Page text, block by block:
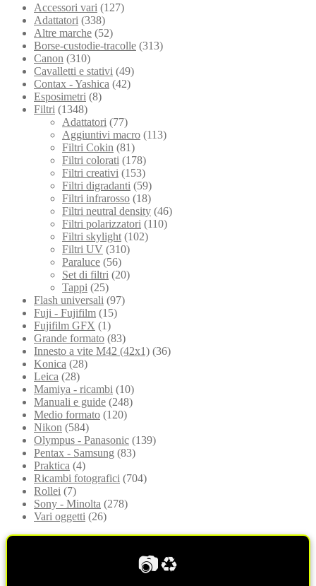
Accessori vari (127)
Adattatori (338)
Altre marche (52)
Borse-custodie-tracolle (313)
Canon (310)
Cavalletti e stativi (49)
Contax - Yashica (42)
Esposimetri (8)
Filtri (1348)
Adattatori (77)
Aggiuntivi macro (113)
Filtri Cokin (81)
Filtri colorati (178)
Filtri creativi (153)
Filtri digradanti (59)
Filtri infrarosso (18)
Filtri neutral density (46)
Filtri polarizzatori (110)
Filtri skylight (102)
Filtri UV (310)
Paraluce (56)
Set di filtri (20)
Tappi (25)
Flash universali (97)
Fuji - Fujifilm (15)
Fujifilm GFX (1)
Grande formato (83)
Innesto a vite M42 (42x1) (36)
Konica (28)
Leica (28)
Mamiya - ricambi (10)
Manuali e guide (248)
Medio formato (120)
Nikon (584)
Olympus - Panasonic (139)
Pentax - Samsung (83)
Praktica (4)
Ricambi fotografici (704)
Rollei (7)
Sony - Minolta (278)
Vari oggetti (26)
📷♻️